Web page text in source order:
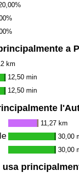
a
km
12,50 min
12,50 min
11,27 km
30,00
30,00
usa
(Corrente)
Nazione